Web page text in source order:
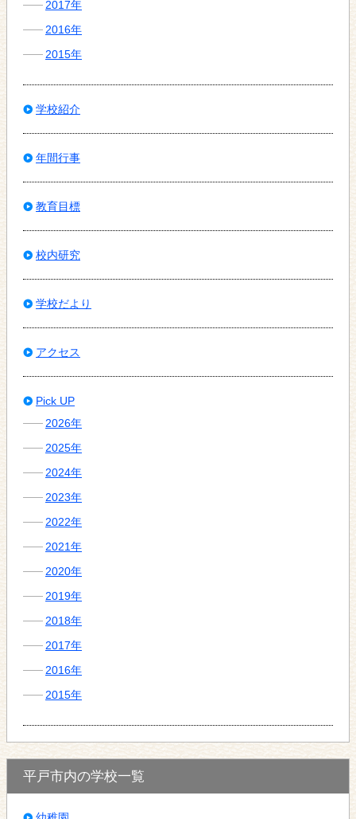
2017年
2016年
2015年
学校紹介
年間行事
教育目標
校内研究
学校だより
アクセス
Pick UP
2026年
2025年
2024年
2023年
2022年
2021年
2020年
2019年
2018年
2017年
2016年
2015年
平戸市内の学校一覧